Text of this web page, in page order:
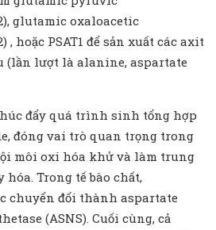
glutamic oxaloacetic
, hoặc PSAT1 để sản xuất các axit
(lần lượt là alanine, aspartate
đẩy quá trình sinh tổng hợp
đóng vai trò quan trọng trong
môi oxi hóa khử và làm trung
hóa. Trong tế bào chất,
chuyển đổi thành aspartate
(ASNS). Cuối cùng, cả